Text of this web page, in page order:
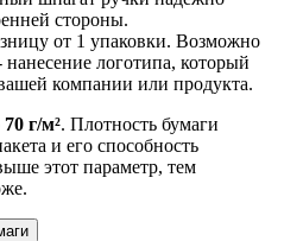
стороны.
от 1 упаковки. Возможно
логотипа, который
компании или продукта.
70 г/м². Плотность бумаги
и его способность
этот параметр, тем